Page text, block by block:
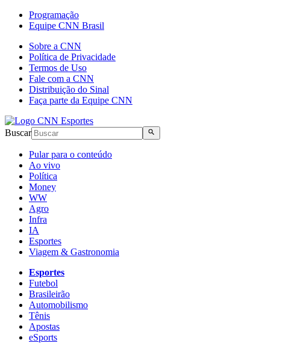
Programação
Equipe CNN Brasil
Sobre a CNN
Política de Privacidade
Termos de Uso
Fale com a CNN
Distribuição do Sinal
Faça parte da Equipe CNN
Buscar
Pular para o conteúdo
Ao vivo
Política
Money
WW
Agro
Infra
IA
Esportes
Viagem & Gastronomia
Esportes
Futebol
Brasileirão
Automobilismo
Tênis
Apostas
eSports